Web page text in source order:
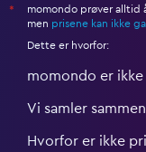
*
momondo prøver alltid
men prisene kan ikke
Dette er hvorfor:
momondo er
Vi samler
Hvorfor er ikke